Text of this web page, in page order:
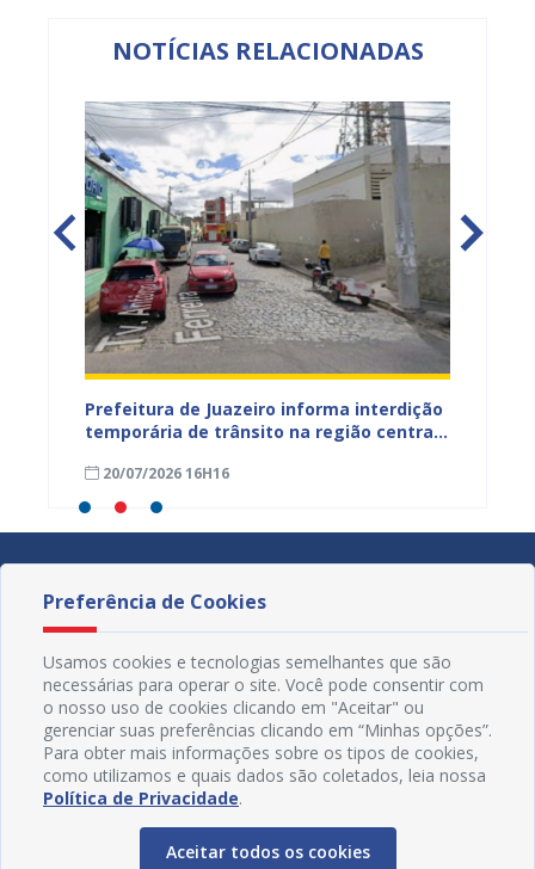
NOTÍCIAS RELACIONADAS
Prefeitura de Juazeiro informa interdição
temporária de trânsito na região central
20/07/2026 16H16
Preferência de Cookies
Usamos cookies e tecnologias semelhantes que são
necessárias para operar o site. Você pode consentir com
o nosso uso de cookies clicando em "Aceitar" ou
gerenciar suas preferências clicando em “Minhas opções”.
Para obter mais informações sobre os tipos de cookies,
como utilizamos e quais dados são coletados, leia nossa
Política de Privacidade.
Aceitar todos os cookies